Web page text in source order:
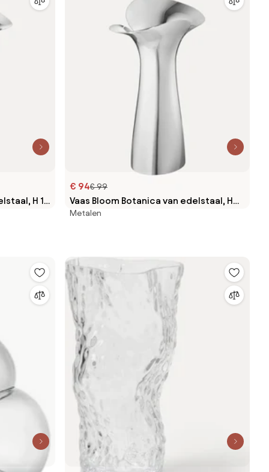
H 15
€ 94€ 99
Vaas Bloom Botanica van edelstaal, H
22 cm
Metalen